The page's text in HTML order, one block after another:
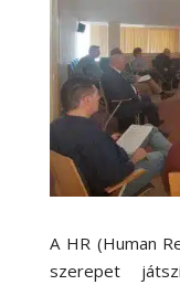
A HR (Human
szerepet